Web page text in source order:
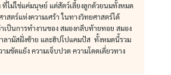
ที่ไม่ใช่แค่มนุษย์ แต่สัตว์เลี้ยงลูกด้วยนมทั้งหมด
สตร์แห่งความเศร้า ในทางวิทยศาสตร์ได้
เป็นการทำงานของ สมองกลีบท้ายทอย สมอง
ลามัสฝั่งซ้าย และฮิปโปแคมปัส ทั้งหมดนี้รวม
มขัดแย้ง ความเจ็บปวด ความโดดเดี่ยวทาง